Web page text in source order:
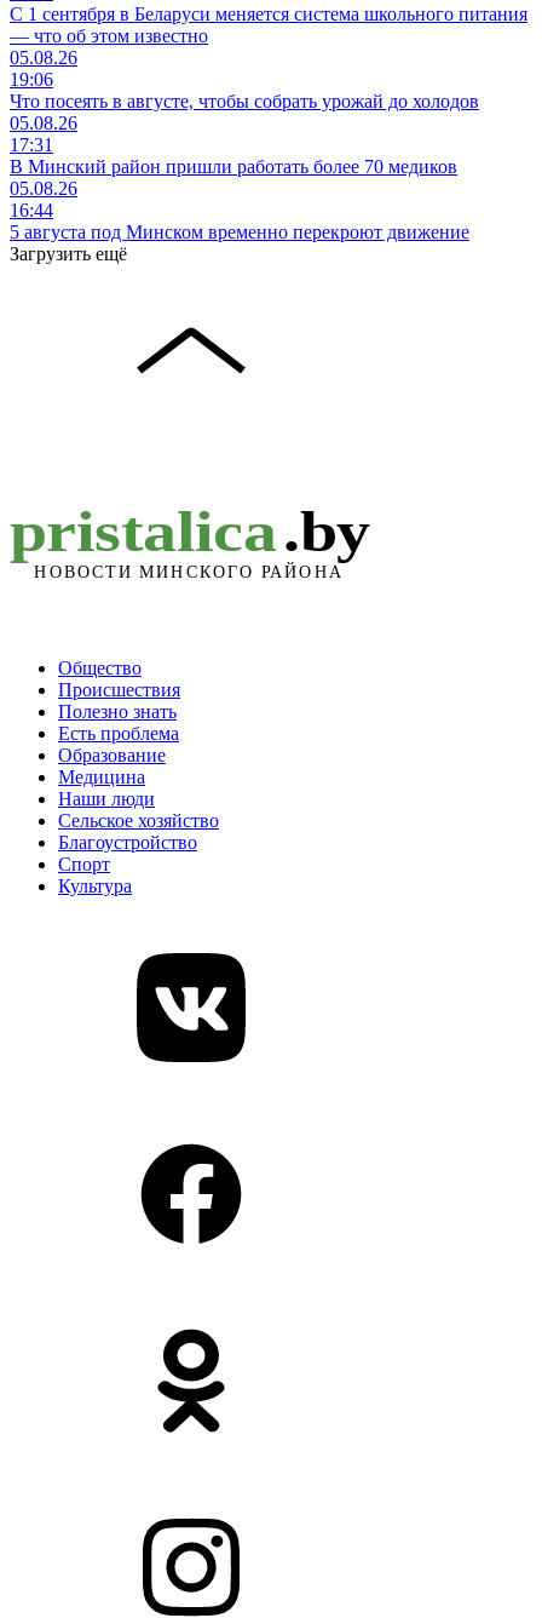
С 1 сентября в Беларуси меняется система школьного питания
— что об этом известно
05.08.26
19:06
Что посеять в августе, чтобы собрать урожай до холодов
05.08.26
17:31
В Минский район пришли работать более 70 медиков
05.08.26
16:44
5 августа под Минском временно перекроют движение
Загрузить ещё
Общество
Происшествия
Полезно знать
Есть проблема
Образование
Медицина
Наши люди
Сельское хозяйство
Благоустройство
Спорт
Культура